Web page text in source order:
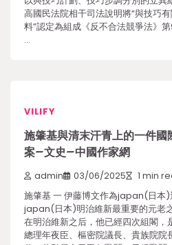
高國民法院相干司法說明將“與技巧
料”認定為組成《反不合法競爭法》
…
VILIFY
施肇基與清末汗青上的一件
案–文史–中國作家網
admin 03/06/2025 1 min
施肇基 一 伊藤博文作為japan(日本)
japan(日本)明治維新最重要的元老
在明治維新之后，他已經四次組閣
總理年夜臣、樞密院議長、貴族院院